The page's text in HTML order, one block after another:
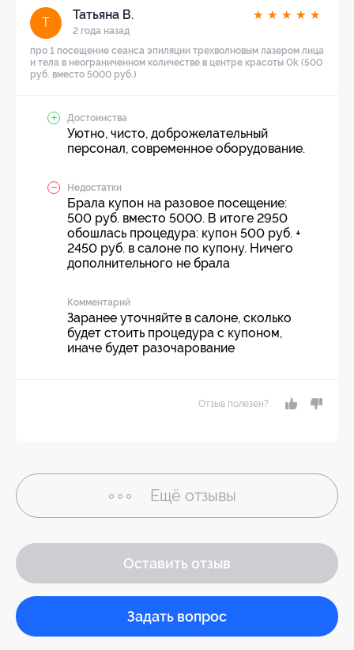
Т
Татьяна В.
2 года назад
★ ★ ★ ★ ★
про 1 посещение сеанса эпиляции трехволновым лазером лица
и тела в неограниченном количестве в центре красоты Ok (500
руб. вместо 5000 руб.)
Достоинства
Уютно, чисто, доброжелательный
персонал, современное оборудование.
Недостатки
Брала купон на разовое посещение:
500 руб. вместо 5000. В итоге 2950
обошлась процедура: купон 500 руб. +
2450 руб. в салоне по купону. Ничего
дополнительного не брала
Комментарий
Заранее уточняйте в салоне, сколько
будет стоить процедура с купоном,
иначе будет разочарование
Отзыв полезен?
Ещё отзывы
Оставить отзыв
Задать вопрос